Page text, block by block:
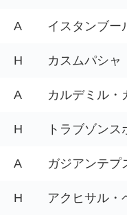
A イスタンブー
H カスムパシャ
A カルデミル・
H トラブゾンス
A ガジアンテプ
H アクヒサル・